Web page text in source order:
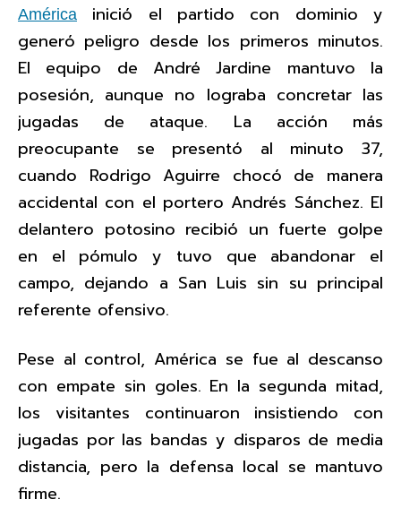
América
inició el partido con dominio y
generó peligro desde los primeros minutos.
El equipo de André Jardine mantuvo la
posesión, aunque no lograba concretar las
jugadas de ataque. La acción más
preocupante se presentó al minuto 37,
cuando Rodrigo Aguirre chocó de manera
accidental con el portero Andrés Sánchez. El
delantero potosino recibió un fuerte golpe
en el pómulo y tuvo que abandonar el
campo, dejando a San Luis sin su principal
referente ofensivo.
Pese al control, América se fue al descanso
con empate sin goles. En la segunda mitad,
los visitantes continuaron insistiendo con
jugadas por las bandas y disparos de media
distancia, pero la defensa local se mantuvo
firme.